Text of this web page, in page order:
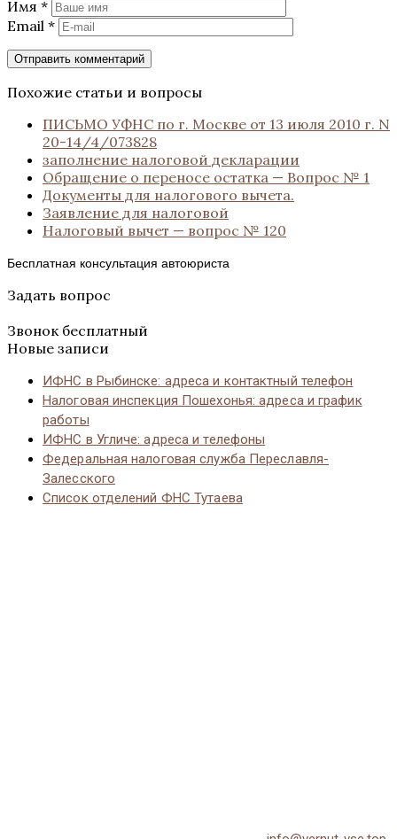
Имя *
Email *
Похожие статьи и вопросы
ПИСЬМО УФНС по г. Москве от 13 июля 2010 г. N
20-14/4/073828
заполнение налоговой декларации
Обращение о переносе остатка — Вопрос № 1
Документы для налогового вычета.
Заявление для налоговой
Налоговый вычет — вопрос № 120
Бесплатная консультация автоюриста
Задать вопрос
Звонок бесплатный
Новые записи
ИФНС в Рыбинске: адреса и контактный телефон
Налоговая инспекция Пошехонья: адреса и график
работы
ИФНС в Угличе: адреса и телефоны
Федеральная налоговая служба Переславля-
Залесского
Список отделений ФНС Тутаева